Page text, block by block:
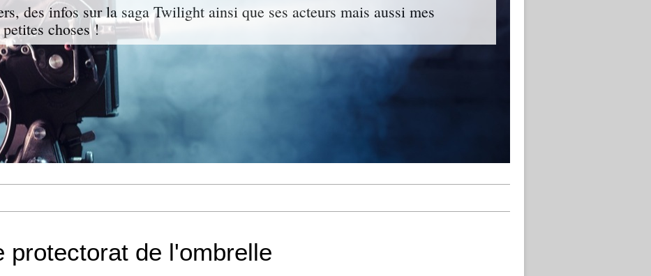
des infos sur la saga Twilight ainsi que ses acteurs mais aussi mes
choses !
protectorat de l'ombrelle